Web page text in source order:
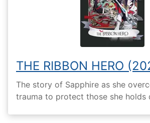
THE RIBBON HERO
The story of Sapphire as she
trauma to protect those she holds